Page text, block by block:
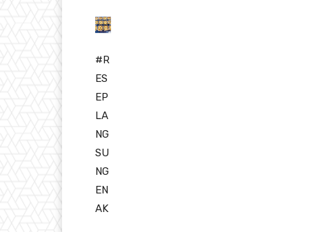
#R
ES
EP
LA
NG
SU
NG
EN
AK